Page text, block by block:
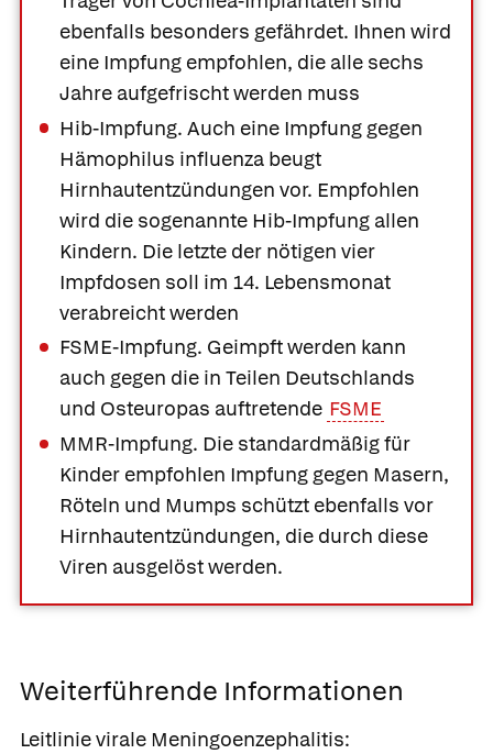
ebenfalls besonders gefährdet. Ihnen wird
eine Impfung empfohlen, die alle sechs
Jahre aufgefrischt werden muss
Hib-Impfung. Auch eine Impfung gegen
Hämophilus influenza beugt
Hirnhautentzündungen vor. Empfohlen
wird die sogenannte Hib-Impfung allen
Kindern. Die letzte der nötigen vier
Impfdosen soll im 14. Lebensmonat
verabreicht werden
FSME-Impfung. Geimpft werden kann
auch gegen die in Teilen Deutschlands
und Osteuropas auftretende FSME
MMR-Impfung. Die standardmäßig für
Kinder empfohlen Impfung gegen Masern,
Röteln und Mumps schützt ebenfalls vor
Hirnhautentzündungen, die durch diese
Viren ausgelöst werden.
Weiterführende Informationen
Leitlinie virale Meningoenzephalitis: